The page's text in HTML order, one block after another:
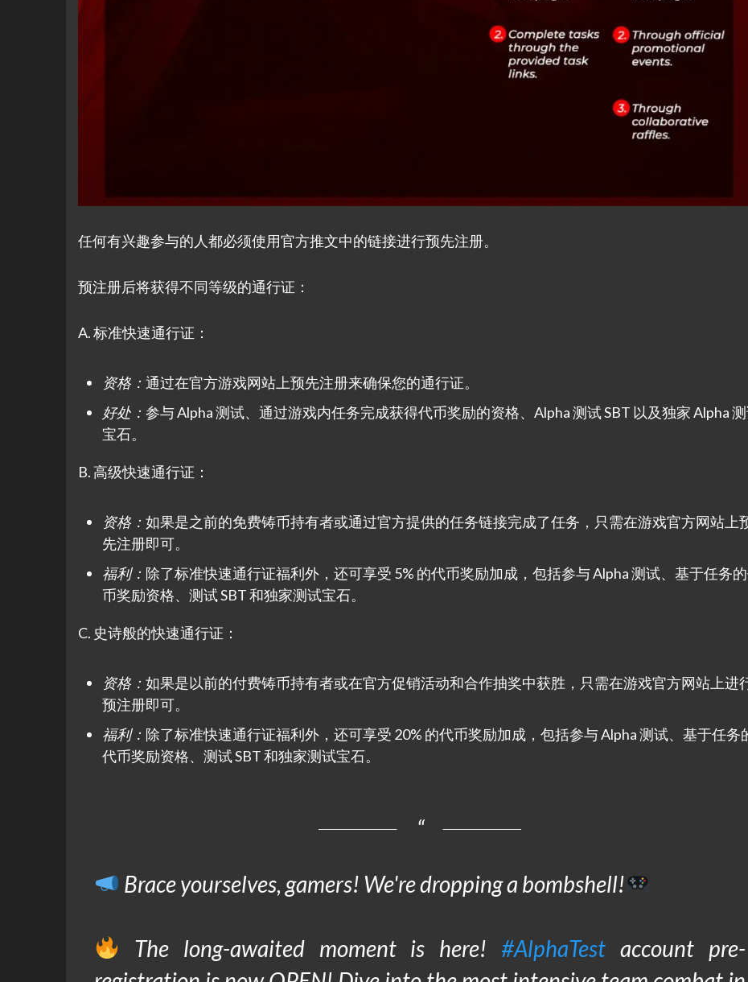
任何有兴趣参与的人都必须使用官方推文中的链接进行预先注册。
预注册后将获得不同等级的通行证：
A. 标准快速通行证：
资格： 通过在官方游戏网站上预先注册来确保您的通行证。
好处： 参与 Alpha 测试、通过游戏内任务完成获得代币奖励的资格、Alpha 测试 SBT 以及独家 Alpha
宝石。
B. 高级快速通行证：
资格： 如果是之前的免费铸币持有者或通过官方提供的任务链接完成了任务，只需在游戏官方网站上
先注册即可。
福利： 除了标准快速通行证福利外，还可享受 5% 的代币奖励加成，包括参与 Alpha 测试、基于任务
币奖励资格、测试 SBT 和独家测试宝石。
C. 史诗般的快速通行证：
资格： 如果是以前的付费铸币持有者或在官方促销活动和合作抽奖中获胜，只需在游戏官方网站上进
预注册即可。
福利： 除了标准快速通行证福利外，还可享受 20% 的代币奖励加成，包括参与 Alpha 测试、基于任务
代币奖励资格、测试 SBT 和独家测试宝石。
Brace yourselves, gamers! We're dropping a bombshell!
The long-awaited moment is here!#AlphaTest account pre-